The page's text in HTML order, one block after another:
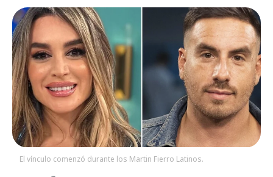
El vínculo comenzó durante los Martin Fierro Latinos.